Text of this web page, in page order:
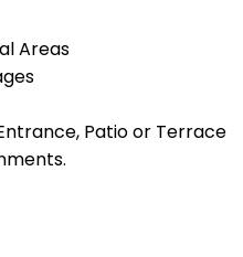
Areas
Patio or Terrace